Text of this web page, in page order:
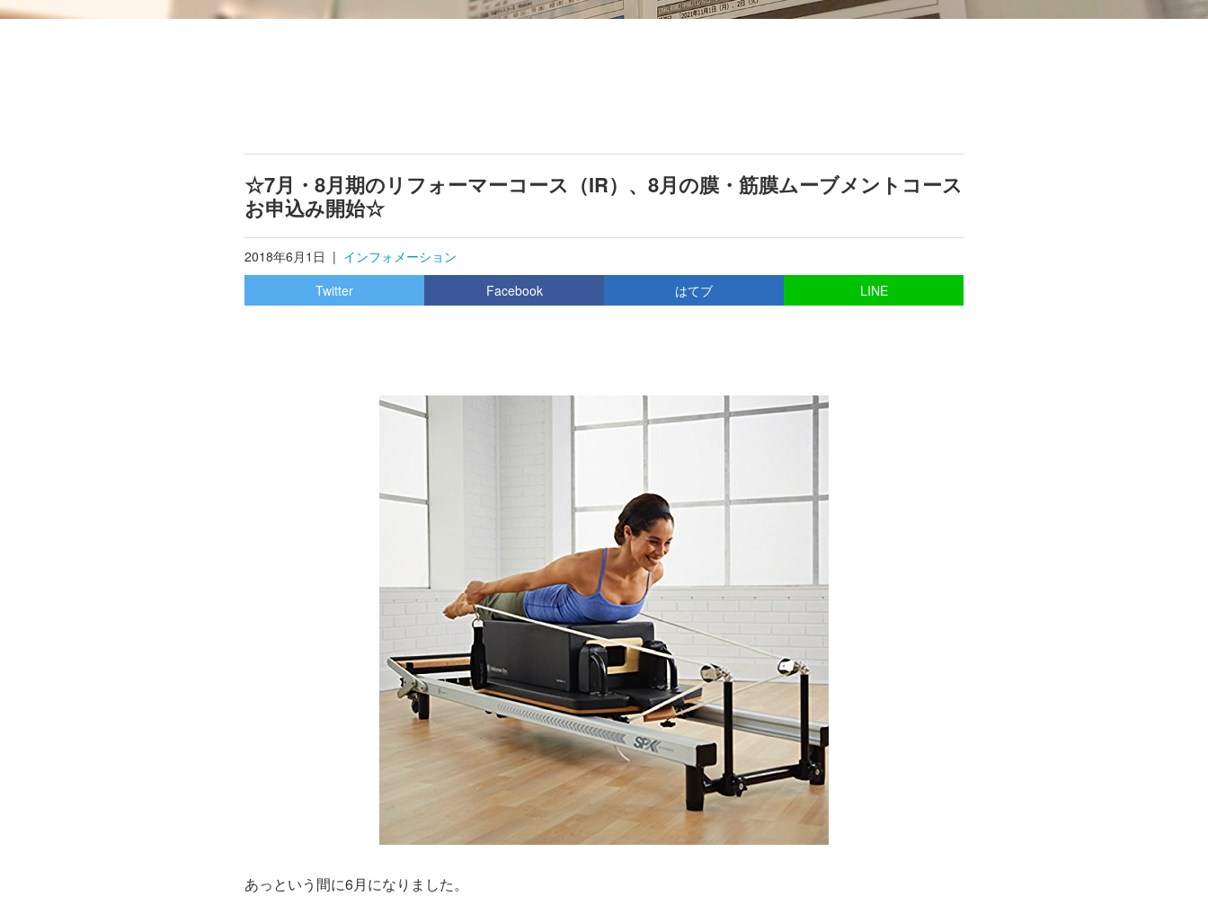
☆7月・8月期のリフォーマーコース（IR）、8月の膜・筋膜ムーブメントコース
お申込み開始☆
2018年6月1日 | インフォメーション
Twitter
Facebook はてブ LINE
あっという間に6月になりました。